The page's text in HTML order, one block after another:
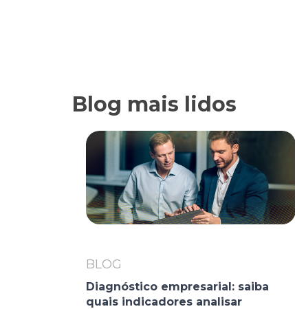
Blog mais lidos
BLOG
Diagnóstico empresarial: saiba
quais indicadores analisar